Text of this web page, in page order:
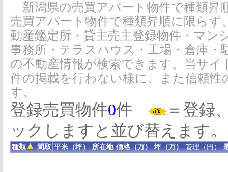
新潟県の売買アパート物件で種類昇
売買アパート物件で種類昇順に限らず
動産鑑定所・貸主売主登録物件・マン
事務所・テラスハウス・工場・倉庫
の不動産情報が検索できます。当サ
件の掲載を行わない様に、また信頼
す。
登録売買物件0件
＝登録
ックしますと並び替えます。
種類 間取 平米（坪） 所在地 価格（万） 坪（万） 管理（円）